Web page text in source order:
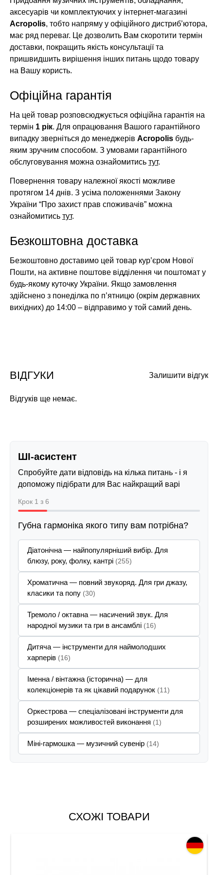
аксесуарів чи комплектуючих у інтернет-магазині
Acropolis, тобто напряму у офіційного дистриб’ютора,
має ряд переваг. Це дозволить Вам скоротити термін
доставки, покращить якість консультації та
пришвидшить вирішення інших питань щодо товару
на Вашу користь.
Офіційна гарантія
На цей товар розповсюджується офіційна гарантія на
термін 1 рік. Для опрацювання Вашого гарантійного
випадку зверніться до менеджерів Acropolis будь-
яким зручним способом. З умовами гарантійного
обслуговування можна ознайомитись тут.
Повернення товару належної якості можливе
протягом 14 днів. З усіма положеннями Закону
України “Про захист прав споживачів” можна
ознайомитись тут.
Безкоштовна доставка
Безкоштовно доставимо цей товар кур’єром Нової
Пошти, на активне поштове відділення чи поштомат у
будь-якому куточку України. Якщо замовлення
здійснено з понеділка по п’ятницю (окрім державних
вихідних) до 14:00 – відправимо у той самий день.
Залишити відгук
ВІДГУКИ
Відгуків ще немає.
ШІ-асистент
Спробуйте дати відповідь на кілька питань - і я
допоможу підібрати для Вас найкращий варіант
Крок 1 з 6
Губна гармоніка якого типу вам потрібна?
Діатонічна — найпопулярніший вибір. Для
блюзу, року, фолку, кантрі (255)
Хроматична — повний звукоряд. Для гри джазу,
класики та попу (30)
Тремоло / октавна — насичений звук. Для
народної музики та гри в ансамблі (16)
Дитяча — інструменти для наймолодших
харперів (16)
Іменна / вінтажна (історична) — для
колекціонерів та як цікавий подарунок (11)
Оркестрова — спеціалізовані інструменти для
розширених можливостей виконання (1)
Міні-гармошка — музичний сувенір (14)
СХОЖІ ТОВАРИ